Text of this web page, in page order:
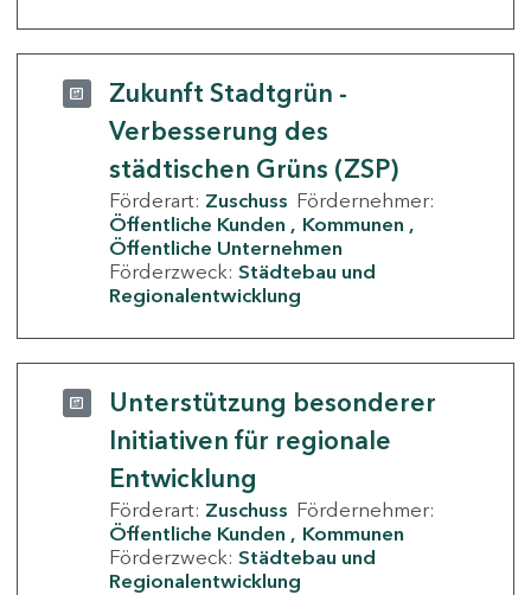
Zukunft Stadtgrün -
Verbesserung des
städtischen Grüns (ZSP)
Förderart: Zuschuss Fördernehmer:
Öffentliche Kunden
Kommunen
Öffentliche Unternehmen
Förderzweck: Städtebau und
Regionalentwicklung
Unterstützung besonderer
Initiativen für regionale
Entwicklung
Förderart: Zuschuss Fördernehmer:
Öffentliche Kunden
Kommunen
Förderzweck: Städtebau und
Regionalentwicklung